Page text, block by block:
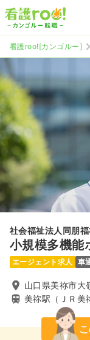
看護roo![カンゴルー]
社会福祉法人同朋
小規模多機
エージェント求人 車
山口県美祢市
美祢駅（ＪＲ美